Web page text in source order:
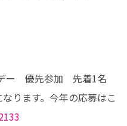
ー　優先参加　先着1名
ります。今年の応募はこ